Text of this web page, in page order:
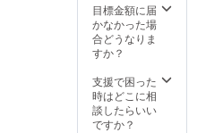
目標金額に届
かなかった場
合どうなりま
すか？
支援で困った
時はどこに相
談したらいい
ですか？